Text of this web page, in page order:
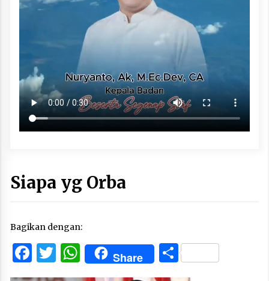
Siapa yg Orba
Bagikan dengan:
Facebook
Twitter
WhatsApp
Share Share